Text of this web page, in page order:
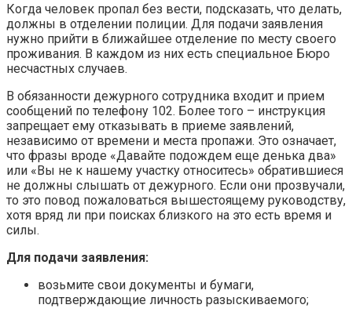
Когда человек пропал без вести, подсказать, что делать,
должны в отделении полиции. Для подачи заявления
нужно прийти в ближайшее отделение по месту своего
проживания. В каждом из них есть специальное Бюро
несчастных случаев.
В обязанности дежурного сотрудника входит и прием
сообщений по телефону 102. Более того – инструкция
запрещает ему отказывать в приеме заявлений,
независимо от времени и места пропажи. Это означает,
что фразы вроде «Давайте подождем еще денька два»
или «Вы не к нашему участку относитесь» обратившиеся
не должны слышать от дежурного. Если они прозвучали,
то это повод пожаловаться вышестоящему руководству,
хотя вряд ли при поисках близкого на это есть время и
силы.
Для подачи заявления:
возьмите свои документы и бумаги,
подтверждающие личность разыскиваемого;